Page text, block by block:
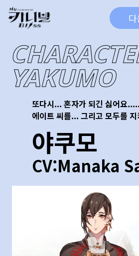
YAKUMO
또다시... 혼자가 되긴 싫어요
에이트 씨를... 그리고 모두를
야쿠모
CV:Manaka